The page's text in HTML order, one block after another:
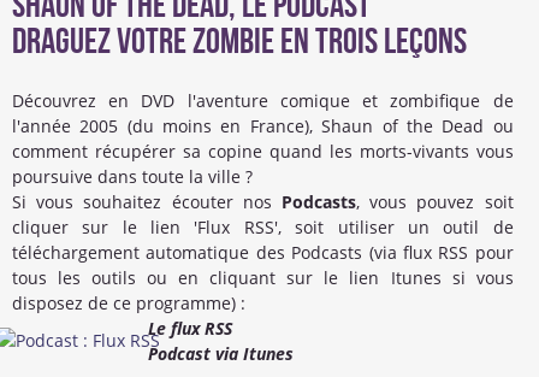
Draguez votre zombie en trois leçons
Découvrez en DVD l'aventure comique et zombifique de
l'année 2005 (du moins en France), Shaun of the Dead ou
comment récupérer sa copine quand les morts-vivants vous
poursuive dans toute la ville ?
Si vous souhaitez écouter nos Podcasts, vous pouvez soit
cliquer sur le lien 'Flux RSS', soit utiliser un outil de
téléchargement automatique des Podcasts (via flux RSS pour
tous les outils ou en cliquant sur le lien Itunes si vous
disposez de ce programme) :
Le flux RSS
Podcast via Itunes